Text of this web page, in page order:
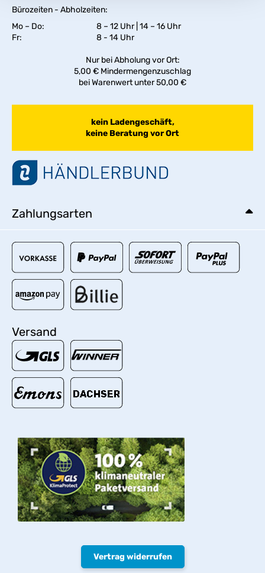
Bürozeiten - Abholzeiten:
Mo – Do:
8 – 12 Uhr | 14 – 16 Uhr
Fr:
8 - 14 Uhr
Nur bei Abholung vor Ort:
5,00 € Mindermengenzuschlag
bei Warenwert unter 50,00 €
kein Ladengeschäft,
keine Beratung vor Ort
Zahlungsarten
Versand
Vertrag widerrufen